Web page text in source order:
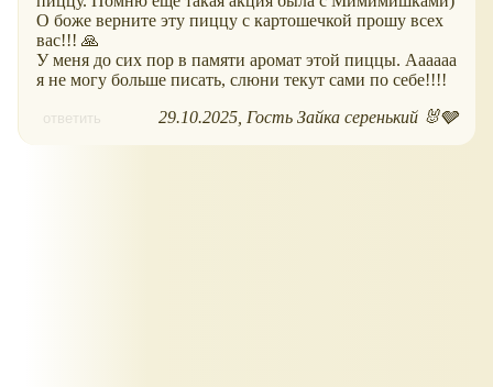
О боже верните эту пиццу с картошечкой прошу всех
вас!!! 🙏
У меня до сих пор в памяти аромат этой пиццы. Аааааа
я не могу больше писать, слюни текут сами по себе!!!!
ответить 29.10.2025 Гость Зайка серенький 🐰🩶